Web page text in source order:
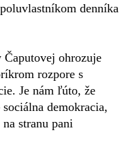
denníka
ohrozuje
rozpore s
Je nám ľúto, že
demokracia,
stranu pani